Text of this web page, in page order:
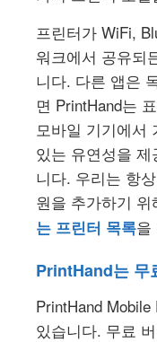
프린터가 WiFi,
워크에서 공유되
니다. 다른 앱은
면 PrintHand는
모바일 기기에서
있는 유연성을
니다. 우리는 항
원을 추가하기
는 프린터 목록을
PrintHand는 무
PrintHand
있습니다. 무료